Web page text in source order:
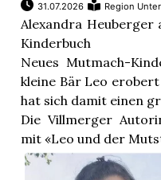
Immobilien
Veranstaltungen
Stellen
E-
Paper
31.07.2026 Region
Alexandra
Kinderbuch
Neues Mutmach-
kleine Bär Leo
hat sich damit einen
Die Villmerger
mit «Leo und der